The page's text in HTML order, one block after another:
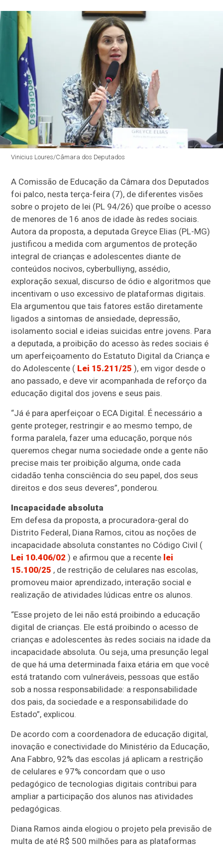
Vinicius Loures/Câmara dos Deputados
A Comissão de Educação da Câmara dos Deputados
foi palco, nesta terça-feira (7), de diferentes visões
sobre o projeto de lei (PL 94/26) que proíbe o acesso
de menores de 16 anos de idade às redes sociais.
Autora da proposta, a deputada Greyce Elias (PL-MG)
justificou a medida com argumentos de proteção
integral de crianças e adolescentes diante de
conteúdos nocivos, cyberbulliyng, assédio,
exploração sexual, discurso de ódio e algoritmos que
incentivam o uso excessivo de plataformas digitais.
Ela argumentou que tais fatores estão diretamente
ligados a sintomas de ansiedade, depressão,
isolamento social e ideias suicidas entre jovens. Para
a deputada, a proibição do acesso às redes sociais é
um aperfeiçoamento do Estatuto Digital da Criança e
do Adolescente ( Lei 15.211/25 ), em vigor desde o
ano passado, e deve vir acompanhada de reforço da
educação digital dos jovens e seus pais.
“Já é para aperfeiçoar o ECA Digital. É necessário a
gente proteger, restringir e ao mesmo tempo, de
forma paralela, fazer uma educação, porque nós
queremos chegar numa sociedade onde a gente não
precise mais ter proibição alguma, onde cada
cidadão tenha consciência do seu papel, dos seus
direitos e dos seus deveres”, ponderou.
Incapacidade absoluta
Em defesa da proposta, a procuradora-geral do
Distrito Federal, Diana Ramos, citou as noções de
incapacidade absoluta constantes no Código Civil (
Lei 10.406/02 ) e afirmou que a recente lei
15.100/25 , de restrição de celulares nas escolas,
promoveu maior aprendizado, interação social e
realização de atividades lúdicas entre os alunos.
“Esse projeto de lei não está proibindo a educação
digital de crianças. Ele está proibindo o acesso de
crianças e adolescentes às redes sociais na idade da
incapacidade absoluta. Ou seja, uma presunção legal
de que há uma determinada faixa etária em que você
está tratando com vulneráveis, pessoas que estão
sob a nossa responsabilidade: a responsabilidade
dos pais, da sociedade e a responsabilidade do
Estado”, explicou.
De acordo com a coordenadora de educação digital,
inovação e conectividade do Ministério da Educação,
Ana Fabbro, 92% das escolas já aplicam a restrição
de celulares e 97% concordam que o uso
pedagógico de tecnologias digitais contribui para
ampliar a participação dos alunos nas atividades
pedagógicas.
Diana Ramos ainda elogiou o projeto pela previsão de
multa de até R$ 500 milhões para as plataformas